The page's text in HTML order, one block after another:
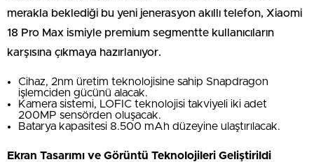
merakla beklediği bu yeni jenerasyon akıllı telefon, Xiaomi
18 Pro Max ismiyle premium segmentte kullanıcıların
karşısına çıkmaya hazırlanıyor.
Cihaz, 2nm üretim teknolojisine sahip Snapdragon
işlemciden gücünü alacak.
Kamera sistemi, LOFIC teknolojisi takviyeli iki adet
200MP sensörden oluşacak.
Batarya kapasitesi 8.500 mAh düzeyine ulaştırılacak.
Ekran Tasarımı ve Görüntü Teknolojileri Geliştirildi